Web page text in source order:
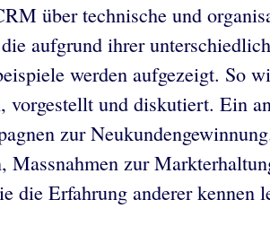
über technische und
aufgrund ihrer
werden aufgezeigt. So
und diskutiert. Ein
zur
Massnahmen zur
Erfahrung anderer kennen